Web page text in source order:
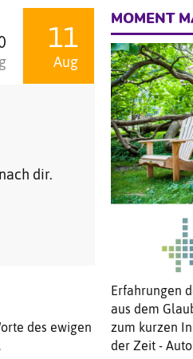
11
Aug
dir.
des ewigen
MOMENT
Erfahrungen
aus dem
zum kurzen
der Zeit -